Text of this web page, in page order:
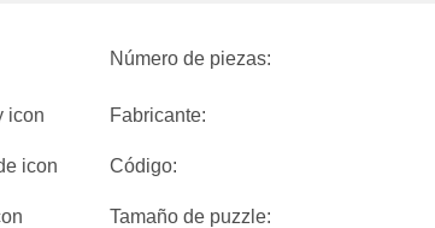
Número de piezas:
Fabricante:
Código:
Tamaño de puzzle: